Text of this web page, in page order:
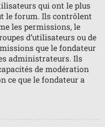
qui ont le plus
le forum. Ils contrôlent
les permissions, le
d’utilisateurs ou de
que le fondateur
administrateurs. Ils
de modération
ce que le fondateur a